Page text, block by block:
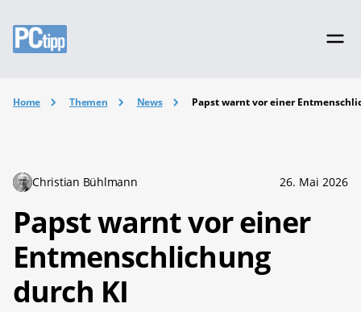
Home Themen News Papst warnt vor einer
Christian Bühlmann 26. Mai 2026
Papst warnt vor einer
Entmenschlichung
durch KI